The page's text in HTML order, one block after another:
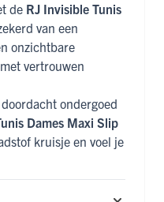
de RJ Invisible Tunis
van een
onzichtbare
vertrouwen
ondergoed
Dames Maxi Slip
kruisje en voel je